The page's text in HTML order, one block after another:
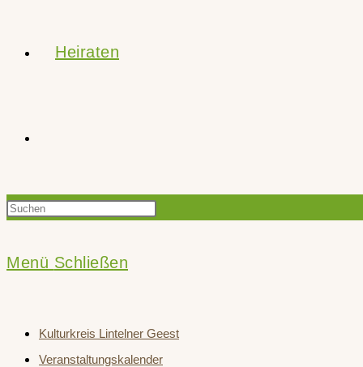
Heiraten
Suche
Press
search
panel.
Menü Schließen
Kulturkreis Lintelner Geest
Veranstaltungskalender